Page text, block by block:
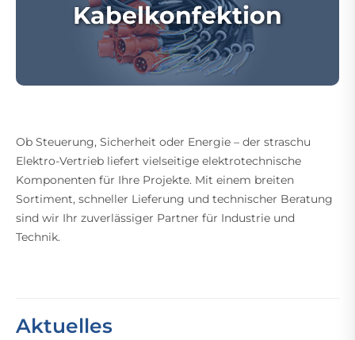
Kabelkonfektion
Ob Steuerung, Sicherheit oder Energie – der straschu
Elektro-Vertrieb liefert vielseitige elektrotechnische
Komponenten für Ihre Projekte. Mit einem breiten
Sortiment, schneller Lieferung und technischer Beratung
sind wir Ihr zuverlässiger Partner für Industrie und
Technik.
Aktuelles